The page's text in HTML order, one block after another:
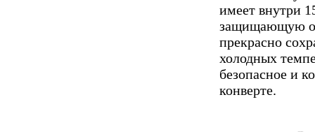
имеет внутри
защищающую
прекрасно
холодных
безопасное и
конверте.